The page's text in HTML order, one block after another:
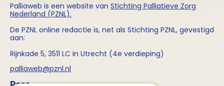
Palliaweb is een website van Stichting Palliatieve Zorg
Nederland (PZNL).
De PZNL online redactie is, net als Stichting PZNL, gevestigd
aan:
Rijnkade 5, 3511 LC in Utrecht (4e verdieping)
palliaweb@pznl.nl